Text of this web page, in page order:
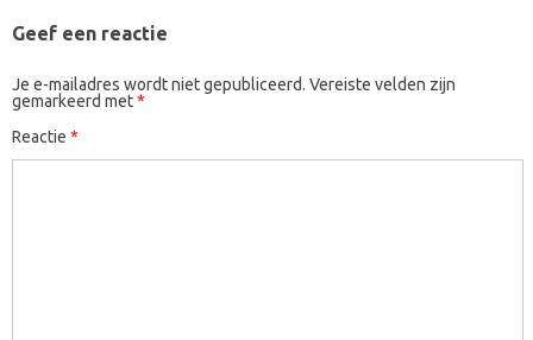
Geef een reactie
Je e-mailadres wordt niet gepubliceerd. Vereiste velden zijn
gemarkeerd met*
Reactie *